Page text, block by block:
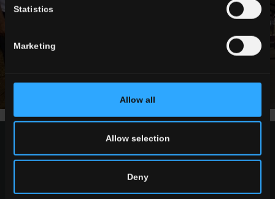
Statistics
Marketing
Allow all
Allow selection
Deny
demander des infos
Vous souhaitez plus d'informations sur nos